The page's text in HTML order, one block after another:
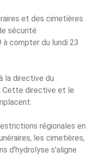
et des cimetières
sécurité
à compter du lundi 23
la directive du
Cette directive et le
régionales en
les cimetières,
d'hydrolyse s'aligne